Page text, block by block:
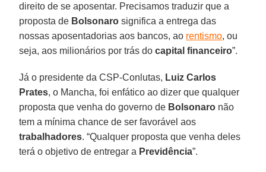
direito de se aposentar. Precisamos traduzir que a
proposta de Bolsonaro significa a entrega das
nossas aposentadorias aos bancos, ao rentismo, ou
seja, aos milionários por trás docapital financeiro”.
Já o presidente da CSP-Conlutas, Luiz Carlos
Prates, o Mancha, foi enfático ao dizer que qualquer
proposta que venha do governo de Bolsonaro não
tem a mínima chance de ser favorável aos
trabalhadores. “Qualquer proposta que venha deles
terá o objetivo de entregar a Previdência”.